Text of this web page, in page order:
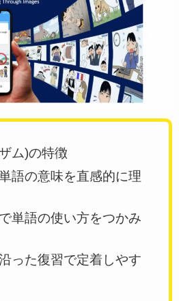
ム)の特徴
語の意味を直感的に理
単語の使い方をつかみ
った復習で定着しやす